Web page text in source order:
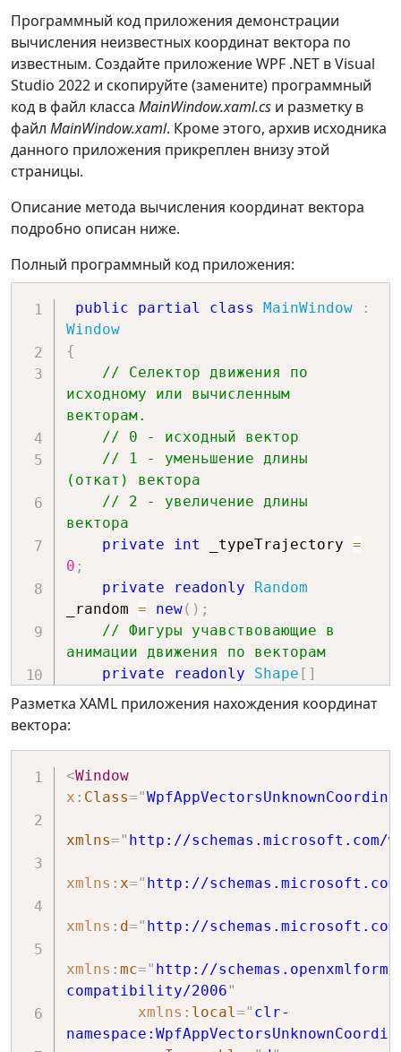
Программный код приложения демонстрации
вычисления неизвестных координат вектора по
известным. Создайте приложение WPF .NET в Visual
Studio 2022 и скопируйте (замените) программный
код в файл класса MainWindow.xaml.cs и разметку в
файл MainWindow.xaml. Кроме этого, архив исходника
данного приложения прикреплен внизу этой
страницы.
Описание метода вычисления координат вектора
подробно описан ниже.
Полный программный код приложения:
public partial class MainWindow
:
Window
{
// Селектор движения по
исходному или вычисленным
векторам.
// 0 - исходный вектор
// 1 - уменьшение длины
(откат) вектора
// 2 - увеличение длины
вектора
private
int _typeTrajectory =
0 ;
private
readonly
Random
_random = new( ) ;
// Фигуры учавствовающие в
анимации движения по векторам
private
readonly Shape [ ]
shapes
// Счетчик движения фигур для
public MainWindow ()
InitializeComponent() ;
// Массив фигур для
        shapes
[ 0 ] = ellipse1 ;
        shapes
[ 2 ] = ellipse3;
}
private
void
Разметка XAML приложения нахождения координат
вектора:
<Window
x: Class="
xmlns=" http://schemas.microsoft.com/
xmlns: x=" http://
xmlns: d=" http://
xmlns: mc=" http://
compatibility/2006"
xmlns: local=" clr-